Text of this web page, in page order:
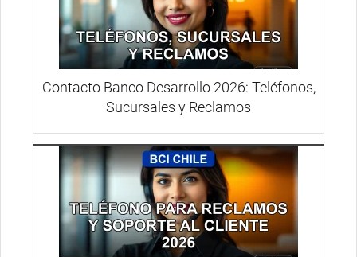
Contacto Banco Desarrollo 2026: Teléfonos,
Sucursales y Reclamos